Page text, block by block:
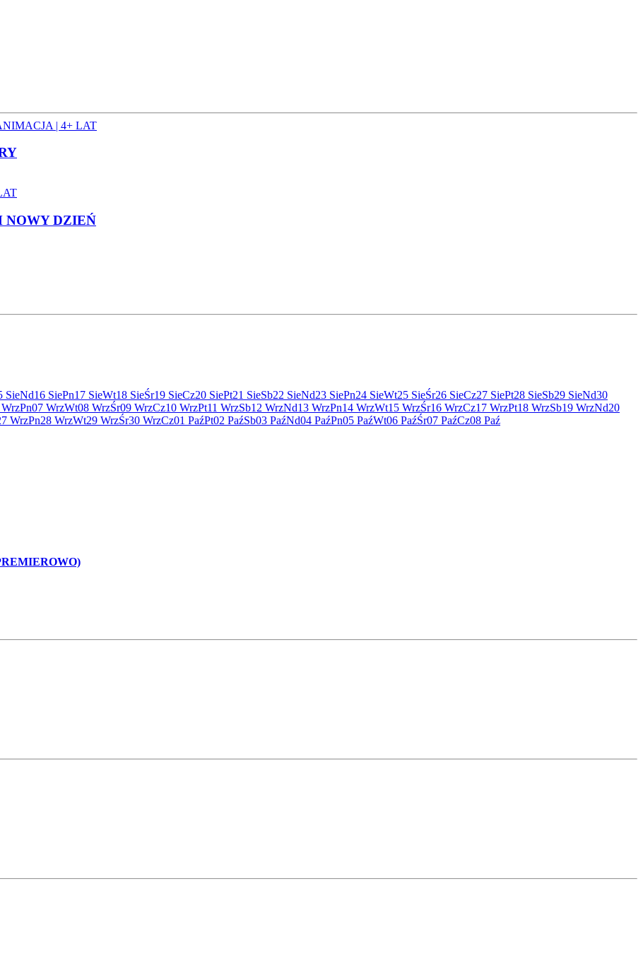
| 4+ LAT
NOWY DZIEŃ
SieNd16 SiePn17 SieWt18 SieŚr19 SieCz20 SiePt21 SieSb22 SieNd23 SiePn24 SieWt25 SieŚr26 SieCz27 SiePt28 SieSb29 SieNd30
Pn07 WrzWt08 WrzŚr09 WrzCz10 WrzPt11 WrzSb12 WrzNd13 WrzPn14 WrzWt15 WrzŚr16 WrzCz17 WrzPt18 WrzSb19 WrzNd20
WrzPn28 WrzWt29 WrzŚr30 WrzCz01 PaźPt02 PaźSb03 PaźNd04 PaźPn05 PaźWt06 PaźŚr07 PaźCz08 Paź